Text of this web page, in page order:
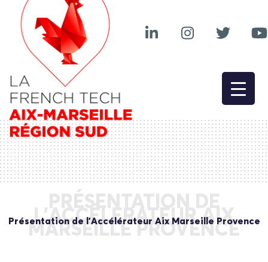
PRÉSENTATION DE
L’ACCÉLÉRATEUR AIX
MARSEILLE PROVENCE
Présentation de l’Accélérateur Aix Marseille Provence